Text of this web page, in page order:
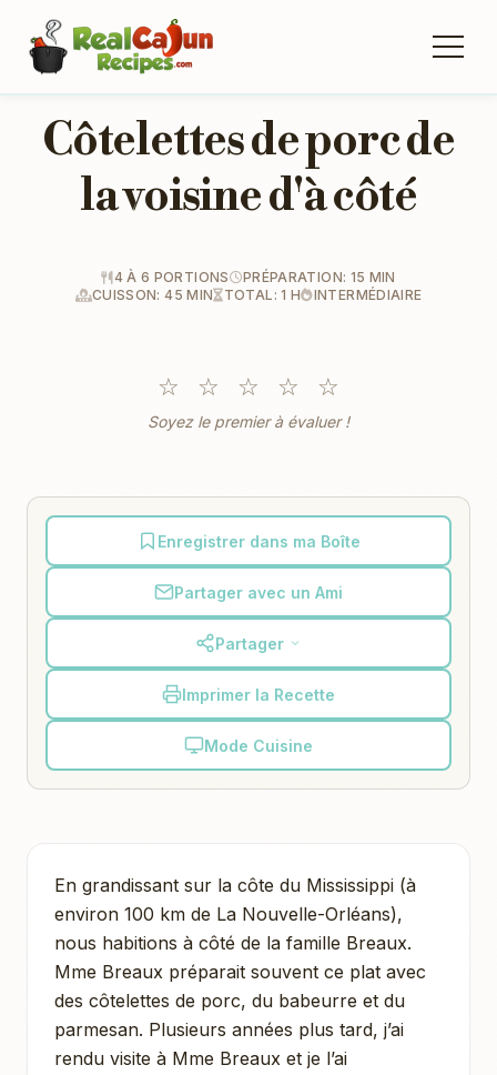
Côtelettes de porc de
la voisine d'à côté
4 À 6 PORTIONS
PRÉPARATION: 15 MIN
CUISSON: 45 MIN
TOTAL: 1 H INTERMÉDIAIRE
☆ ☆ ☆ ☆ ☆
Soyez le premier à évaluer !
Enregistrer dans ma Boîte
Partager avec un Ami
Partager
Imprimer la Recette
Mode Cuisine
En grandissant sur la côte du Mississippi (à
environ 100 km de La Nouvelle-Orléans),
nous habitions à côté de la famille Breaux.
Mme Breaux préparait souvent ce plat avec
des côtelettes de porc, du babeurre et du
parmesan. Plusieurs années plus tard, j’ai
rendu visite à Mme Breaux et je l’ai